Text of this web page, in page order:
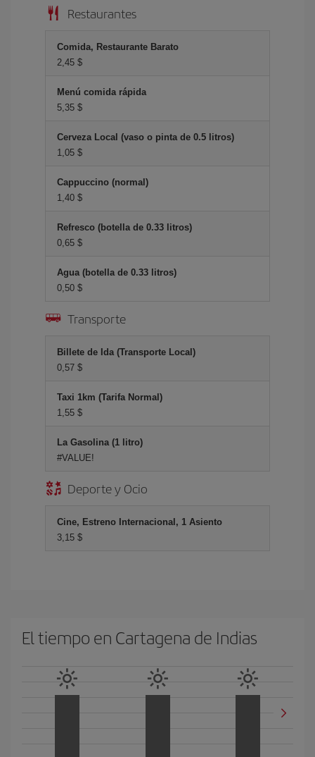
Restaurantes
Comida, Restaurante Barato
2,45 $
Menú comida rápida
5,35 $
Cerveza Local (vaso o pinta de 0.5 litros)
1,05 $
Cappuccino (normal)
1,40 $
Refresco (botella de 0.33 litros)
0,65 $
Agua (botella de 0.33 litros)
0,50 $
Transporte
Billete de Ida (Transporte Local)
0,57 $
Taxi 1km (Tarifa Normal)
1,55 $
La Gasolina (1 litro)
#VALUE!
Deporte y Ocio
Cine, Estreno Internacional, 1 Asiento
3,15 $
El tiempo en Cartagena de Indias